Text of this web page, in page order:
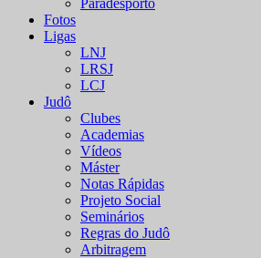
Fotos
Ligas
LNJ
LRSJ
LCJ
Judô
Clubes
Academias
Vídeos
Máster
Notas Rápidas
Projeto Social
Seminários
Regras do Judô
Arbitragem